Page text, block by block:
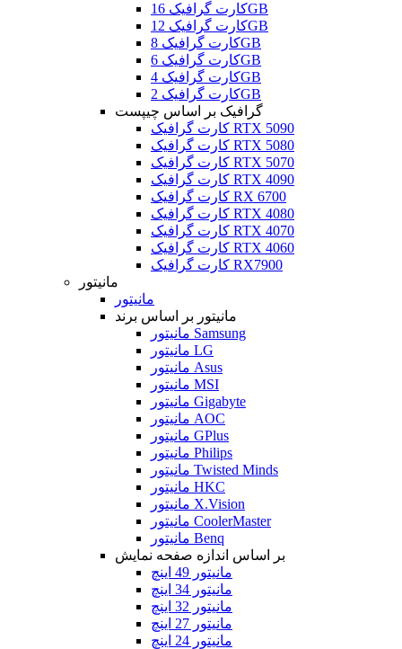
کارت گرافیک 16GB
کارت گرافیک 12GB
کارت گرافیک 8GB
کارت گرافیک 6GB
کارت گرافیک 4GB
کارت گرافیک 2GB
گرافیک بر اساس چیپست
کارت گرافیک RTX 5090
کارت گرافیک RTX 5080
کارت گرافیک RTX 5070
کارت گرافیک RTX 4090
کارت گرافیک RX 6700
کارت گرافیک RTX 4080
کارت گرافیک RTX 4070
کارت گرافیک RTX 4060
کارت گرافیک RX7900
مانیتور
مانیتور
مانیتور بر اساس برند
مانیتور Samsung
مانیتور LG
مانیتور Asus
مانیتور MSI
مانیتور Gigabyte
مانیتور AOC
مانیتور GPlus
مانیتور Philips
مانیتور Twisted Minds
مانیتور HKC
مانیتور X.Vision
مانیتور CoolerMaster
مانیتور Benq
بر اساس اندازه صفحه نمایش
مانیتور 49 اینچ
مانیتور 34 اینچ
مانیتور 32 اینچ
مانیتور 27 اینچ
مانیتور 24 اینچ